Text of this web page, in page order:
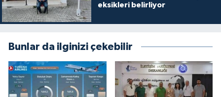
eksikleri belirliyor
Bunlar da ilginizi çekebilir